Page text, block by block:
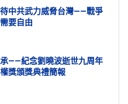
中共武力威脅台灣——戰爭
要自由
——紀念劉曉波逝世九周年
獎頒獎典禮簡報